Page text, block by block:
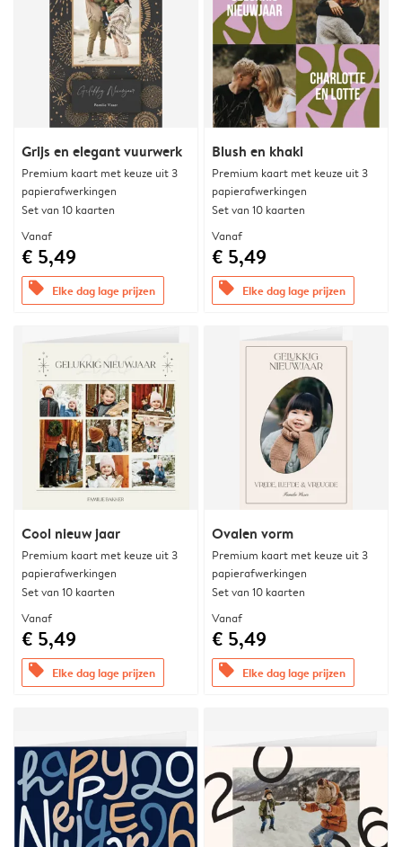
Grijs en elegant vuurwerk
Premium kaart met keuze uit 3
papierafwerkingen
Set van 10 kaarten
Vanaf
€ 5,49
offers Elke dag lage prijzen
Blush en khaki
Premium kaart met keuze uit 3
papierafwerkingen
Set van 10 kaarten
Vanaf
€ 5,49
offers Elke dag lage prijzen
Cool nieuw jaar
Premium kaart met keuze uit 3
papierafwerkingen
Set van 10 kaarten
Vanaf
€ 5,49
offers Elke dag lage prijzen
Ovalen vorm
Premium kaart met keuze uit 3
papierafwerkingen
Set van 10 kaarten
Vanaf
€ 5,49
offers Elke dag lage prijzen